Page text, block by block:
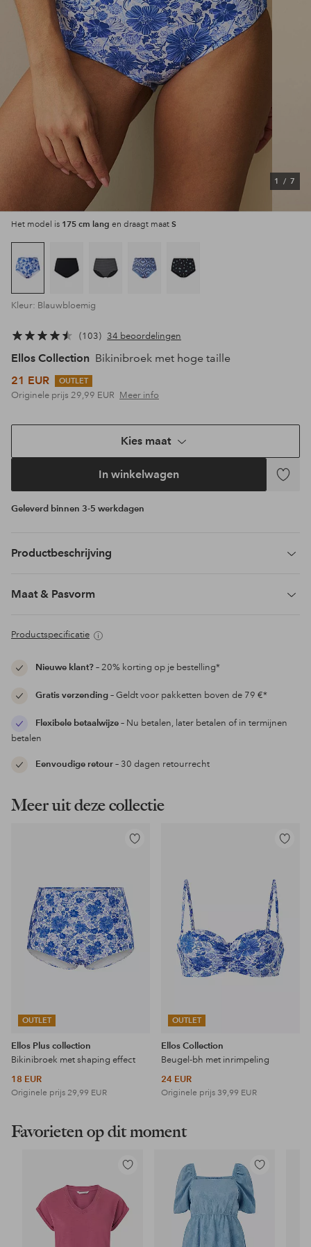
1 / 7
Het model is 175 cm lang en draagt maat S
Kleur: Blauwbloemig
103 34 beoordelingen
Ellos Collection Bikinibroek met hoge taille
21 EUR
OUTLET
Originele prijs 29,99 EUR Meer info
Kies maat
In winkelwagen
Geleverd binnen 3-5 werkdagen
Productbeschrijving
Maat & Pasvorm
Productspecificatie
Nieuwe klant?– 20% korting op je bestelling*
Gratis verzending– Geldt voor pakketten boven de 79 €*
Flexibele betaalwijze– Nu betalen, later betalen of in termijnen
betalen
Eenvoudige retour– 30 dagen retourrecht
Meer uit deze collectie
OUTLET
Toevoegen
Ellos Plus collection
Bikinibroek met shaping effect
18 EUR
Originele prijs 29,99 EUR
OUTLET
Ellos Collection
Beugel-bh met inrimpeling
24 EUR
Originele prijs 39,99 EUR
Favorieten op dit moment
Toevoegen
favorieten
Toevoegen
aan
favorieten